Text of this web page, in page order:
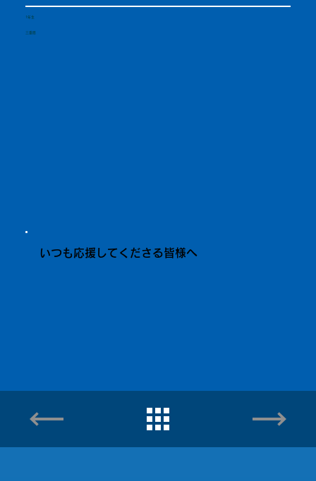
1年生
三重県
いつも応援してくださる皆様へ